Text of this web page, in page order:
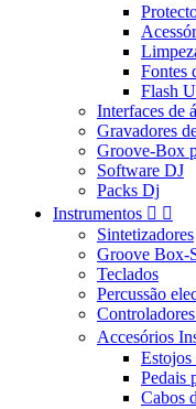
Fontes
Flash
Interfaces de
Gravadores
Groove-Box
Software DJ
Packs Dj
Instrumentos  
Sintetizadores
Groove Box-
Teclados
Percussão
Accesórios
Estojos
Pedais
Cabos